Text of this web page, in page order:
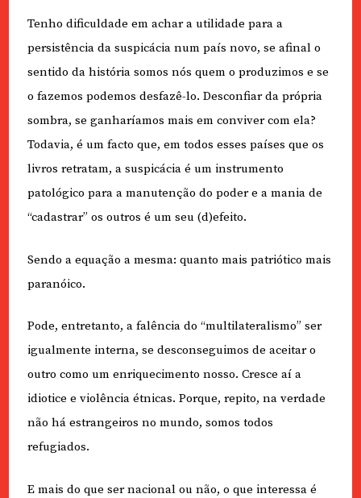
Tenho dificuldade em achar a utilidade para a
persistência da suspicácia num país novo, se afinal o
sentido da história somos nós quem o produzimos e se
o fazemos podemos desfazê-lo. Desconfiar da própria
sombra, se ganharíamos mais em conviver com ela?
Todavia, é um facto que, em todos esses países que os
livros retratam, a suspicácia é um instrumento
patológico para a manutenção do poder e a mania de
“cadastrar” os outros é um seu (d)efeito.
Sendo a equação a mesma: quanto mais patriótico mais
paranóico.
Pode, entretanto, a falência do “multilateralismo” ser
igualmente interna, se desconseguimos de aceitar o
outro como um enriquecimento nosso. Cresce aí a
idiotice e violência étnicas. Porque, repito, na verdade
não há estrangeiros no mundo, somos todos
refugiados.
E mais do que ser nacional ou não, o que interessa é